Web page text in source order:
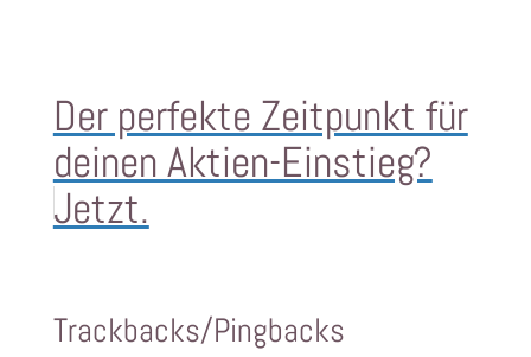
Der perfekte Zeitpunkt für
deinen Aktien-Einstieg?
Jetzt.
Trackbacks/Pingbacks